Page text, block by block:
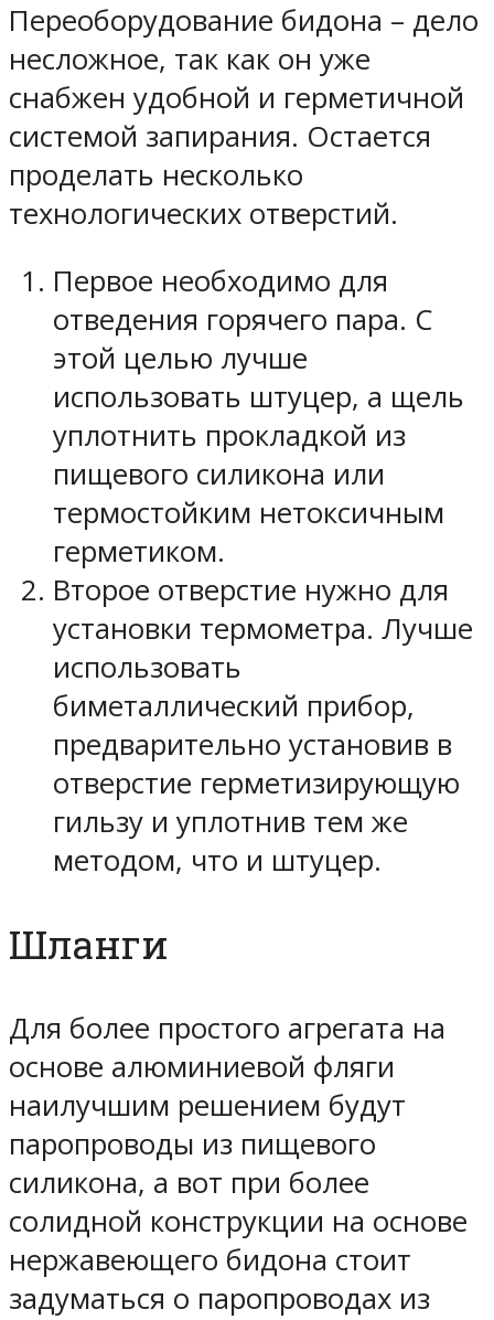
Переоборудование бидона – дело
несложное, так как он уже
снабжен удобной и герметичной
системой запирания. Остается
проделать несколько
технологических отверстий.
Первое необходимо для
отведения горячего пара. С
этой целью лучше
использовать штуцер, а щель
уплотнить прокладкой из
пищевого силикона или
термостойким нетоксичным
герметиком.
Второе отверстие нужно для
установки термометра. Лучше
использовать
биметаллический прибор,
предварительно установив в
отверстие герметизирующую
гильзу и уплотнив тем же
методом, что и штуцер.
Шланги
Для более простого агрегата на
основе алюминиевой фляги
наилучшим решением будут
паропроводы из пищевого
силикона, а вот при более
солидной конструкции на основе
нержавеющего бидона стоит
задуматься о паропроводах из